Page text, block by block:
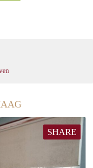
SHARE